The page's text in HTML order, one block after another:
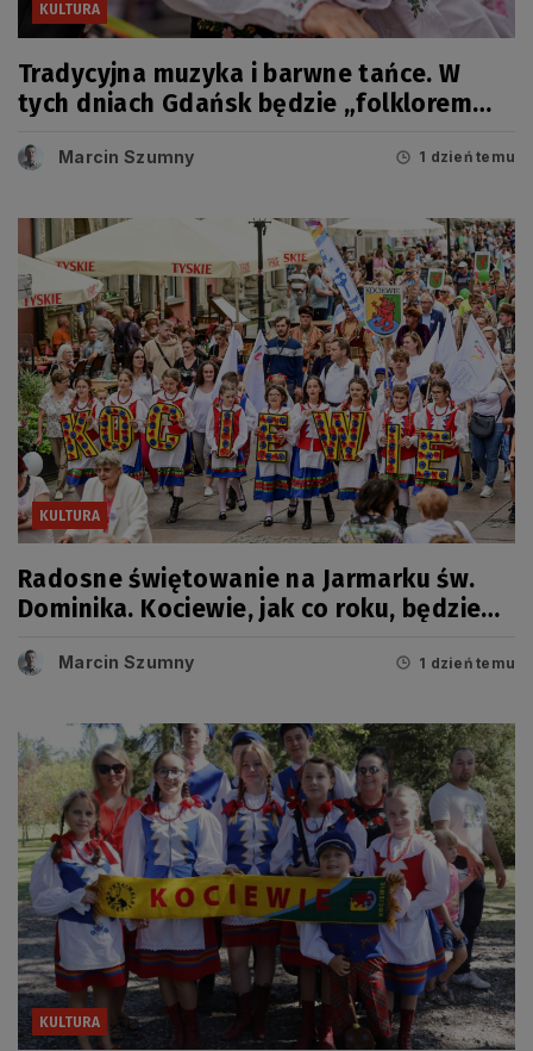
KULTURA
Tradycyjna muzyka i barwne tańce. W
tych dniach Gdańsk będzie „folklorem
Marcin Szumny 1 dzień temu
KULTURA
Radosne świętowanie na Jarmarku św.
Dominika. Kociewie, jak co roku, będzie
Marcin Szumny 1 dzień temu
KULTURA